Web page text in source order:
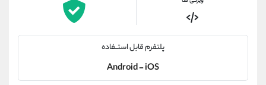
پلتفرم قابل استــفاده
Android - iOS